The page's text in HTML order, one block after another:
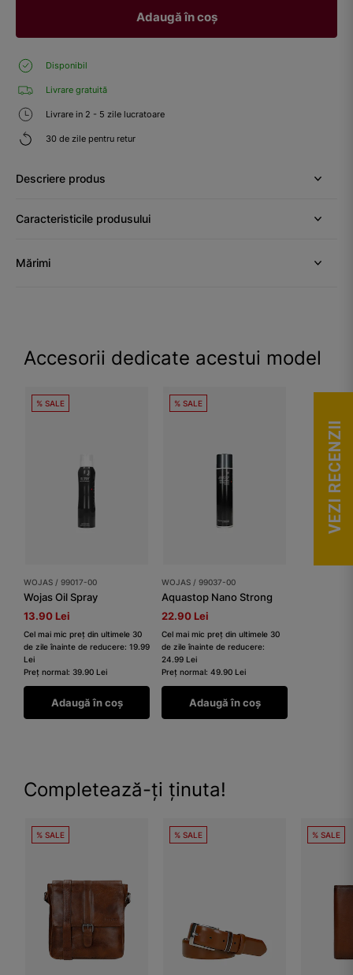
Adaugă în coș
Disponibil
Livrare gratuită
Livrare in 2 - 5 zile lucratoare
30 de zile pentru retur
Descriere produs
Caracteristicile produsului
Mărimi
Accesorii dedicate acestui model
% SALE
WOJAS / 99017-00
Wojas Oil Spray
13.90 Lei
Cel mai mic preț din ultimele 30
de zile înainte de reducere: 19.99
Lei
Preț normal: 39.90 Lei
Adaugă în coș
% SALE
WOJAS / 99037-00
Aquastop Nano Strong
22.90 Lei
Cel mai mic preț din ultimele 30
de zile înainte de reducere:
24.99 Lei
Preț normal: 49.90 Lei
Adaugă în coș
Completează-ți ținuta!
% SALE % SALE % SALE
VEZI RECENZII